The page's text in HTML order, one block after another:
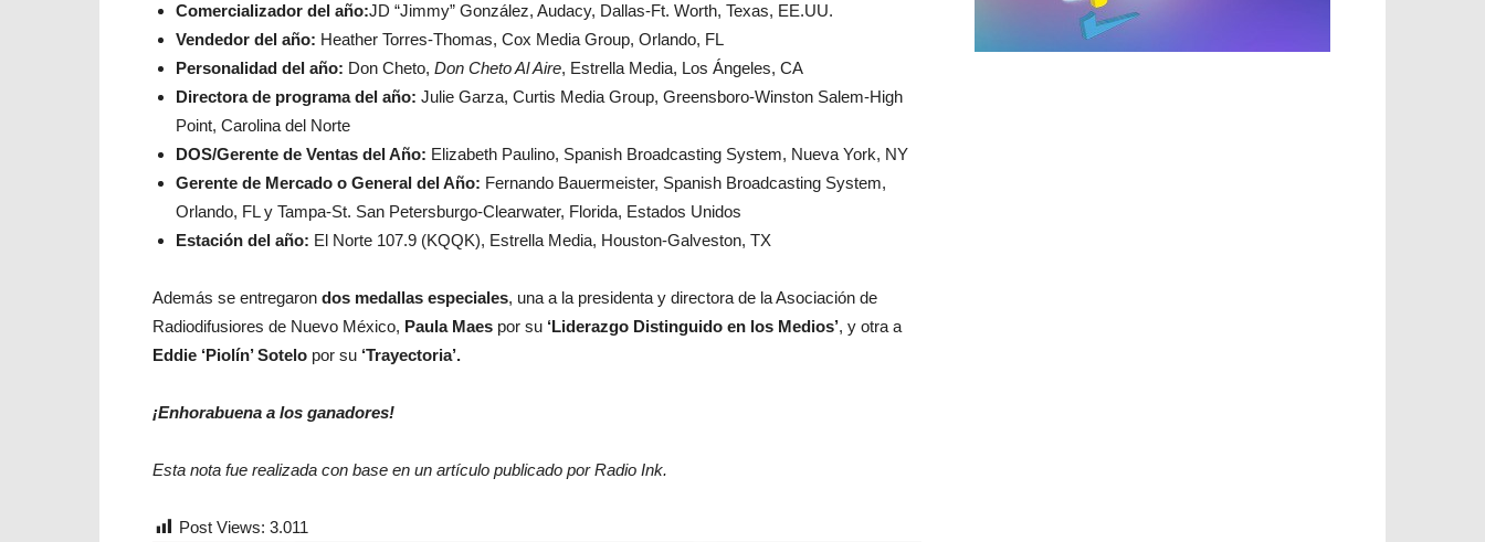
Comercializador del año:JD “Jimmy” González, Audacy, Dallas-Ft. Worth, Texas, EE.UU.
Vendedor del año: Heather Torres-Thomas, Cox Media Group, Orlando, FL
Personalidad del año: Don Cheto, Don Cheto Al Aire, Estrella Media, Los Ángeles, CA
Directora de programa del año: Julie Garza, Curtis Media Group, Greensboro-Winston Salem-High
Point, Carolina del Norte
DOS/Gerente de Ventas del Año: Elizabeth Paulino, Spanish Broadcasting System, Nueva York, NY
Gerente de Mercado o General del Año: Fernando Bauermeister, Spanish Broadcasting System,
Orlando, FL y Tampa-St. San Petersburgo-Clearwater, Florida, Estados Unidos
Estación del año: El Norte 107.9 (KQQK), Estrella Media, Houston-Galveston, TX
Además se entregaron dos medallas especiales, una a la presidenta y directora de la Asociación de
Radiodifusiores de Nuevo México, Paula Maes por su ‘Liderazgo Distinguido en los Medios’, y otra a
Eddie ‘Piolín’ Sotelo por su ‘Trayectoria’.
¡Enhorabuena a los ganadores!
Esta nota fue realizada con base en un artículo publicado por Radio Ink.
Post Views: 3.011